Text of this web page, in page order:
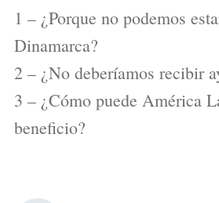
1 – ¿Porque no podemos
Dinamarca?
2 – ¿No deberíamos recibir
3 – ¿Cómo puede América
beneficio?